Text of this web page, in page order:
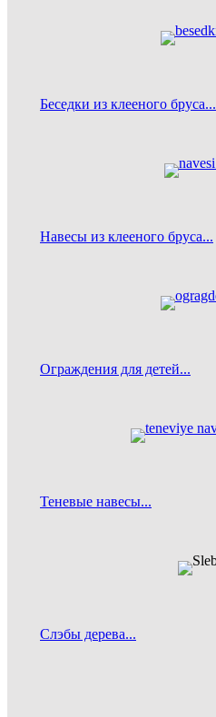
Беседки из клееного бруса...
Навесы из клееного бруса...
Ограждения для детей...
Теневые навесы...
Слэбы дерева...